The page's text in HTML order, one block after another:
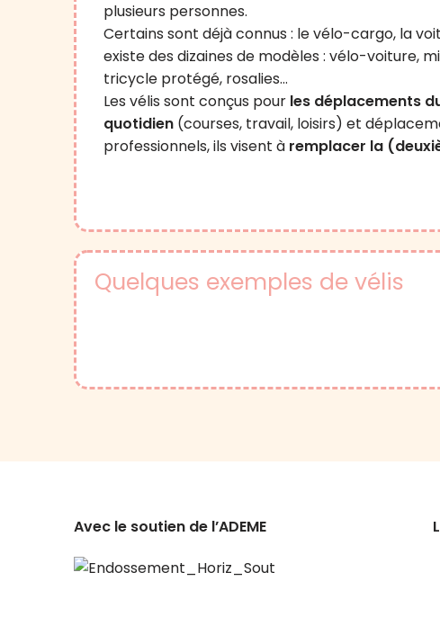
plusieurs personnes.
Certains sont déjà connus : le vélo-cargo, la
existe des dizaines de modèles : vélo-voiture,
tricycle protégé, rosalies…
Les vélis sont conçus pour les déplacements
quotidien (courses, travail, loisirs) et
professionnels, ils visent à remplacer la
Quelques exemples de vélis
Avec le soutien de l’ADEME